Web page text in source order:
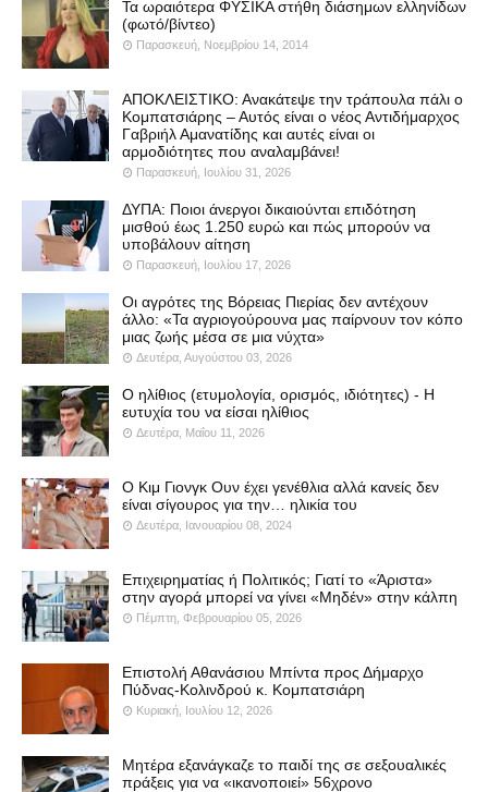
Τα ωραιότερα ΦΥΣΙΚΑ στήθη διάσημων ελληνίδων
(φωτό/βίντεο)
Παρασκευή, Νοεμβρίου 14, 2014
ΑΠΟΚΛΕΙΣΤΙΚΟ: Ανακάτεψε την τράπουλα πάλι ο
Κομπατσιάρης – Αυτός είναι ο νέος Αντιδήμαρχος
Γαβριήλ Αμανατίδης και αυτές είναι οι
αρμοδιότητες που αναλαμβάνει!
Παρασκευή, Ιουλίου 31, 2026
ΔΥΠΑ: Ποιοι άνεργοι δικαιούνται επιδότηση
μισθού έως 1.250 ευρώ και πώς μπορούν να
υποβάλουν αίτηση
Παρασκευή, Ιουλίου 17, 2026
Οι αγρότες της Βόρειας Πιερίας δεν αντέχουν
άλλο: «Τα αγριογούρουνα μας παίρνουν τον κόπο
μιας ζωής μέσα σε μια νύχτα»
Δευτέρα, Αυγούστου 03, 2026
Ο ηλίθιος (ετυμολογία, ορισμός, ιδιότητες) - Η
ευτυχία του να είσαι ηλίθιος
Δευτέρα, Μαΐου 11, 2026
Ο Κιμ Γιονγκ Ουν έχει γενέθλια αλλά κανείς δεν
είναι σίγουρος για την… ηλικία του
Δευτέρα, Ιανουαρίου 08, 2024
Επιχειρηματίας ή Πολιτικός; Γιατί το «Άριστα»
στην αγορά μπορεί να γίνει «Μηδέν» στην κάλπη
Πέμπτη, Φεβρουαρίου 05, 2026
Επιστολή Αθανάσιου Μπίντα προς Δήμαρχο
Πύδνας-Κολινδρού κ. Κομπατσιάρη
Κυριακή, Ιουλίου 12, 2026
Μητέρα εξανάγκαζε το παιδί της σε σεξουαλικές
πράξεις για να «ικανοποιεί» 56χρονο